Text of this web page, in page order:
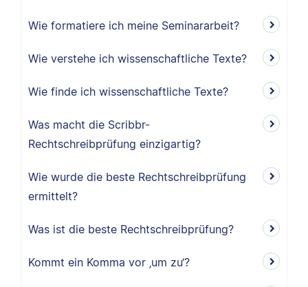
Wie formatiere ich meine Seminararbeit?
Wie verstehe ich wissenschaftliche Texte?
Wie finde ich wissenschaftliche Texte?
Was macht die Scribbr-
Rechtschreibprüfung einzigartig?
Wie wurde die beste Rechtschreibprüfung
ermittelt?
Was ist die beste Rechtschreibprüfung?
Kommt ein Komma vor ‚um zu‘?